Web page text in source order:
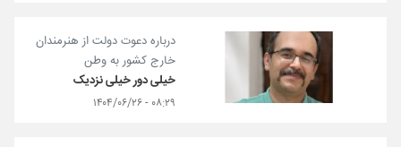
درباره دعوت دولت از هنرمندان
خارج کشور به وطن
خیلی دور خیلی نزدیک
۰۸:۲۹ - ۱۴۰۴/۰۶/۲۶